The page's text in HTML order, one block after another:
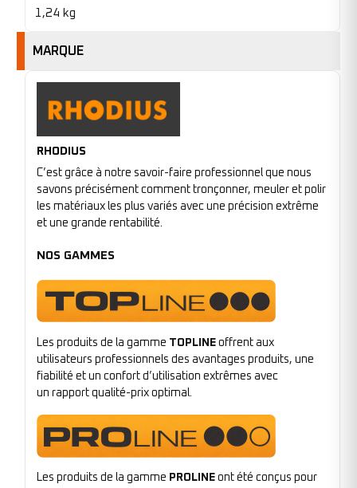
1,24 kg
MARQUE
RHODIUS
C’est grâce à notre savoir-faire professionnel que nous
savons précisément comment tronçonner, meuler et polir
les matériaux les plus variés avec une précision extrême
et une grande rentabilité.
NOS GAMMES
Les produits de la gamme TOPLINE offrent aux
utilisateurs professionnels des avantages produits, une
fiabilité et un confort d’utilisation extrêmes avec
un rapport qualité-prix optimal.
Les produits de la gamme PROLINE ont été conçus pour